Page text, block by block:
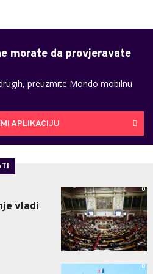
morate da provjeravate
preuzmite Mondo mobilnu
APLIKACIJU
vladi
0
0